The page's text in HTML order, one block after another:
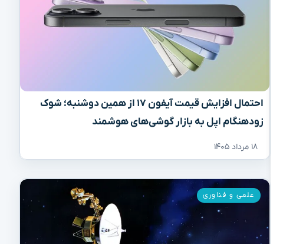
احتمال افزایش قیمت آیفون ۱۷ از همین دوشنبه؛ شوک
زودهنگام اپل به بازار گوشی‌های هوشمند
۱۸ مرداد ۱۴۰۵
علمی و فناوری